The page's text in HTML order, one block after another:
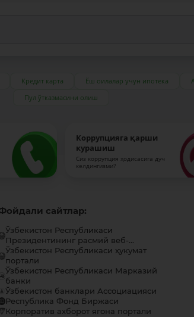
Кредит карта Ёш оилалар учун ипотека
Пул ўтказмасини олиш
Коррупцияга қарши
курашиш
Сиз коррупция ҳодисасига дуч
келдингизми?
сайтлар:
Ўзбекистон Республикаси
Президентининг расмий веб-...
Ўзбекистон Республикаси ҳукумат
портали
Ўзбекистон Республикаси Марказий
банки
Ўзбекистон банклари Ассоциацияси
Республика Фонд Биржаси
Корпоратив ахборот ягона портали